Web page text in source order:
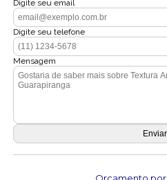
Digite seu email
Digite seu telefone
Mensagem
Orçamento